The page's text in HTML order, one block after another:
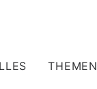
THEMEN